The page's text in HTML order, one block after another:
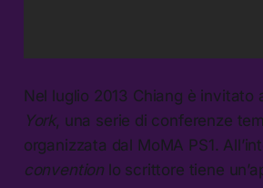
Nel luglio 2013 Chiang è invitato
York, una serie di conferenze
organizzata dal MoMA PS1.
convention lo scrittore tiene